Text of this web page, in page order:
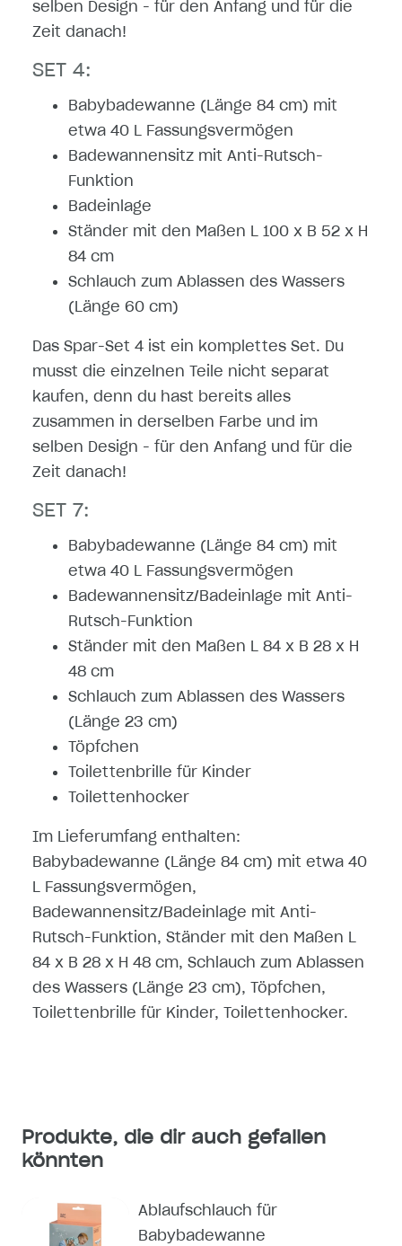
selben Design - für den Anfang und für die
Zeit danach!
SET 4:
Babybadewanne (Länge 84 cm) mit
etwa 40 L Fassungsvermögen
Badewannensitz mit Anti-Rutsch-
Funktion
Badeinlage
Ständer mit den Maßen L 100 x B 52 x H
84 cm
Schlauch zum Ablassen des Wassers
(Länge 60 cm)
Das Spar-Set 4 ist ein komplettes Set. Du
musst die einzelnen Teile nicht separat
kaufen, denn du hast bereits alles
zusammen in derselben Farbe und im
selben Design - für den Anfang und für die
Zeit danach!
SET 7:
Babybadewanne (Länge 84 cm) mit
etwa 40 L Fassungsvermögen
Badewannensitz/Badeinlage mit Anti-
Rutsch-Funktion
Ständer mit den Maßen L 84 x B 28 x H
48 cm
Schlauch zum Ablassen des Wassers
(Länge 23 cm)
Töpfchen
Toilettenbrille für Kinder
Toilettenhocker
Im Lieferumfang enthalten:
Babybadewanne (Länge 84 cm) mit etwa 40
L Fassungsvermögen,
Badewannensitz/Badeinlage mit Anti-
Rutsch-Funktion, Ständer mit den Maßen L
84 x B 28 x H 48 cm, Schlauch zum Ablassen
des Wassers (Länge 23 cm), Töpfchen,
Toilettenbrille für Kinder, Toilettenhocker.
Produkte, die dir auch gefallen
könnten
Ablaufschlauch für
Babybadewanne